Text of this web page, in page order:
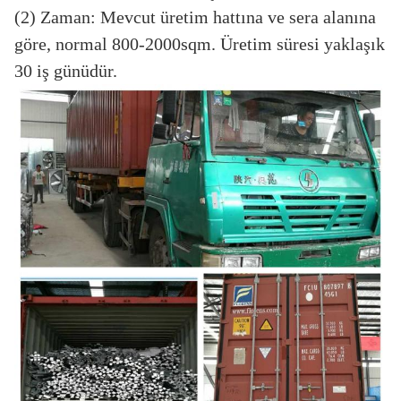
(2) Zaman: Mevcut üretim hattına ve sera alanına
göre, normal 800-2000sqm. Üretim süresi yaklaşık
30 iş günüdür.